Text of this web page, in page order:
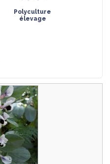
Polyculture
élevage